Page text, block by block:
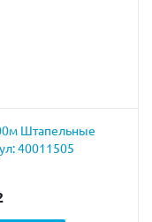
Штапельные
40011505